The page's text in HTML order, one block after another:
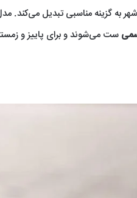
به گزینه مناسبی تبدیل می‌کند.
ست می‌شوند و برای پاییز و